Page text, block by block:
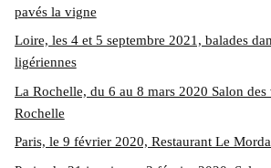
pavés la vigne
Loire, les 4 et 5 septembre 2021, balades
ligériennes
La Rochelle, du 6 au 8 mars 2020 Salon des
Rochelle
Paris, le 9 février 2020, Restaurant Le